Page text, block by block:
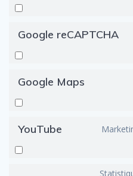
Google reCAPTCHA
Google Maps
YouTube